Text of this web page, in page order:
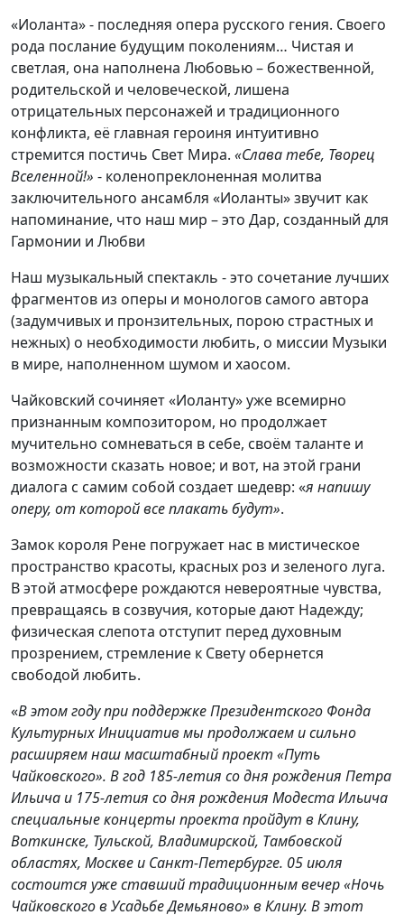
«Иоланта» - последняя опера русского гения. Своего
рода послание будущим поколениям… Чистая и
светлая, она наполнена Любовью – божественной,
родительской и человеческой, лишена
отрицательных персонажей и традиционного
конфликта, её главная героиня интуитивно
стремится постичь Свет Мира. «Слава тебе, Творец
Вселенной!» - коленопреклоненная молитва
заключительного ансамбля «Иоланты» звучит как
напоминание, что наш мир – это Дар, созданный для
Гармонии и Любви
Наш музыкальный спектакль - это сочетание лучших
фрагментов из оперы и монологов самого автора
(задумчивых и пронзительных, порою страстных и
нежных) о необходимости любить, о миссии Музыки
в мире, наполненном шумом и хаосом.
Чайковский сочиняет «Иоланту» уже всемирно
признанным композитором, но продолжает
мучительно сомневаться в себе, своём таланте и
возможности сказать новое; и вот, на этой грани
диалога с самим собой создает шедевр: «я напишу
оперу, от которой все плакать будут».
Замок короля Рене погружает нас в мистическое
пространство красоты, красных роз и зеленого луга.
В этой атмосфере рождаются невероятные чувства,
превращаясь в созвучия, которые дают Надежду;
физическая слепота отступит перед духовным
прозрением, стремление к Свету обернется
свободой любить.
«В этом году при поддержке Президентского Фонда
Культурных Инициатив мы продолжаем и сильно
расширяем наш масштабный проект «Путь
Чайковского». В год 185-летия со дня рождения Петра
Ильича и 175-летия со дня рождения Модеста Ильича
специальные концерты проекта пройдут в Клину,
Воткинске, Тульской, Владимирской, Тамбовской
областях, Москве и Санкт-Петербурге. 05 июля
состоится уже ставший традиционным вечер «Ночь
Чайковского в Усадьбе Демьяново» в Клину. В этот